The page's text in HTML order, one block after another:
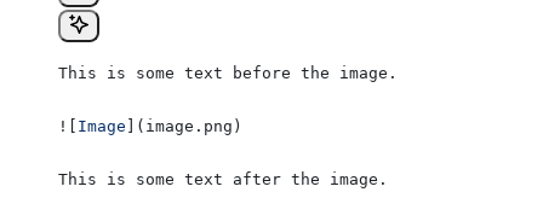
This is some text before the image.
![ Image ]( image.png )
This is some text after the image.